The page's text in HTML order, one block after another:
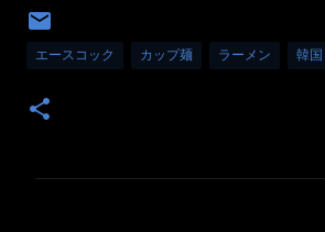
エースコック カップ麺 ラーメン 韓国